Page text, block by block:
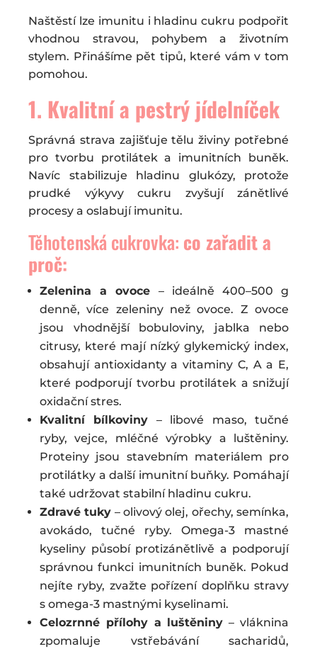
Naštěstí lze imunitu i hladinu cukru podpořit
vhodnou stravou, pohybem a životním
stylem. Přinášíme pět tipů, které vám v tom
pomohou.
1. Kvalitní a pestrý jídelníček
Správná strava zajišťuje tělu živiny potřebné
pro tvorbu protilátek a imunitních buněk.
Navíc stabilizuje hladinu glukózy, protože
prudké výkyvy cukru zvyšují zánětlivé
procesy a oslabují imunitu.
Těhotenská cukrovka: co zařadit a
proč:
Zelenina a ovoce – ideálně 400–500 g
denně, více zeleniny než ovoce. Z ovoce
jsou vhodnější bobuloviny, jablka nebo
citrusy, které mají nízký glykemický index,
obsahují antioxidanty a vitaminy C, A a E,
které podporují tvorbu protilátek a snižují
oxidační stres.
Kvalitní bílkoviny – libové maso, tučné
ryby, vejce, mléčné výrobky a luštěniny.
Proteiny jsou stavebním materiálem pro
protilátky a další imunitní buňky. Pomáhají
také udržovat stabilní hladinu cukru.
Zdravé tuky – olivový olej, ořechy, semínka,
avokádo, tučné ryby. Omega-3 mastné
kyseliny působí protizánětlivě a podporují
správnou funkci imunitních buněk. Pokud
nejíte ryby, zvažte pořízení doplňku stravy
s omega-3 mastnými kyselinami.
Celozrnné přílohy a luštěniny – vláknina
zpomaluje vstřebávání sacharidů,